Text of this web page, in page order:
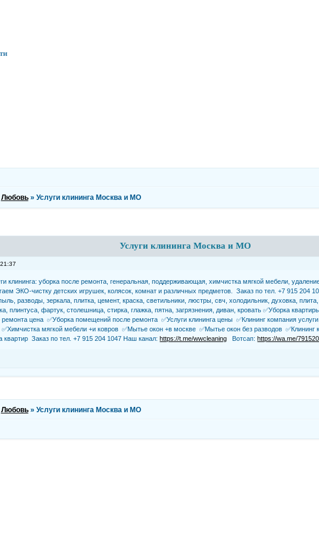
Любовь » Услуги клининга Москва и МО
Услуги клининга Москва и МО
клининга: уборка после ремонта, генеральная, поддерживающая, химчистка мягкой мебели,
ЭКО-чистку детских игрушек, колясок, комнат и различных предметов. Заказ по тел. +7 915 204
разводы, зеркала, плитка, цемент, краска, светильники, люстры, свч, холодильник, духовка,
плинтуса, фартук, столешница, стирка, глажка, пятна, загрязнения, диван, кровать ✅Уборка
ремонта цена ✅Уборка помещений после ремонта ✅Услуги клининга цены ✅Клининг компания
мягкой мебели +и ковров ✅Мытье окон +в москве ✅Мытье окон без разводов ✅Клининг
квартир Заказ по тел. +7 915 204 1047 Наш канал:https://t.me/wwcleaning Вотсап:https://wa.me/
Любовь » Услуги клининга Москва и МО